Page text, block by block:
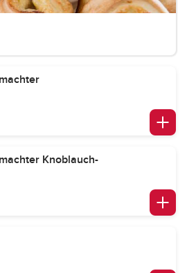
Knoblauch-